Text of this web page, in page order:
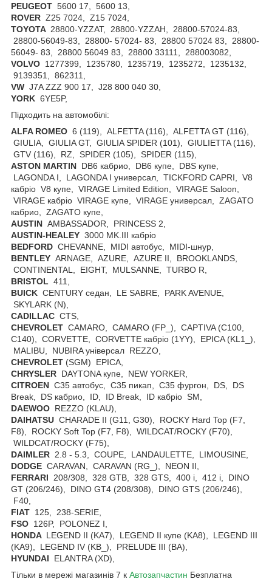
PEUGEOT 5600 17, 5600 13,
ROVER Z25 7024, Z15 7024,
TOYOTA 28800-YZZAT, 28800-YZZAH, 28800-57024-83,
28800-56049-83, 28800- 57024- 83, 28800 57024 83, 28800-
56049- 83, 28800 56049 83, 28800 33111, 288003082,
VOLVO 1277399, 1235780, 1235719, 1235272, 1235132,
9139351, 862311,
VW J7A ZZZ 900 17, J28 800 040 30,
YORK 6YE5P,
Підходить на автомобілі:
ALFA ROMEO 6 (119), ALFETTA (116), ALFETTA GT (116),
GIULIA, GIULIA GT, GIULIA SPIDER (101), GIULIETTA (116),
GTV (116), RZ, SPIDER (105), SPIDER (115),
ASTON MARTIN DB6 кабрио, DB6 купе, DBS купе,
LAGONDA I, LAGONDA I универсал, TICKFORD CAPRI, V8
кабріо V8 купе, VIRAGE Limited Edition, VIRAGE Saloon,
VIRAGE кабріо VIRAGE купе, VIRAGE универсал, ZAGATO
кабрио, ZAGATO купе,
AUSTIN AMBASSADOR, PRINCESS 2,
AUSTIN-HEALEY 3000 MK.III кабріо
BEDFORD CHEVANNE, MIDI автобус, MIDI-шнур,
BENTLEY ARNAGE, AZURE, AZURE II, BROOKLANDS,
CONTINENTAL, EIGHT, MULSANNE, TURBO R,
BRISTOL 411,
BUICK CENTURY седан, LE SABRE, PARK AVENUE,
SKYLARK (N),
CADILLAC CTS,
CHEVROLET CAMARO, CAMARO (FP_), CAPTIVA (C100,
C140), CORVETTE, CORVETTE кабріо (1YY), EPICA (KL1_),
MALIBU, NUBIRA універсал REZZO,
CHEVROLET (SGM) EPICA,
CHRYSLER DAYTONA купе, NEW YORKER,
CITROEN C35 автобус, C35 пикап, C35 фургон, DS, DS
Break, DS кабрио, ID, ID Break, ID кабріо SM,
DAEWOO REZZO (KLAU),
DAIHATSU CHARADE II (G11, G30), ROCKY Hard Top (F7,
F8), ROCKY Soft Top (F7, F8), WILDCAT/ROCKY (F70),
WILDCAT/ROCKY (F75),
DAIMLER 2.8 - 5.3, COUPE, LANDAULETTE, LIMOUSINE,
DODGE CARAVAN, CARAVAN (RG_), NEON II,
FERRARI
208/308, 328 GTB, 328 GTS, 400 i, 412 i, DINO
GT (206/246), DINO GT4 (208/308), DINO GTS (206/246),
F40,
FIAT 125, 238-SERIE,
FSO 126P, POLONEZ I,
HONDA LEGEND II (KA7), LEGEND II купе (KA8), LEGEND III
(KA9), LEGEND IV (KB_), PRELUDE III (BA),
HYUNDAI ELANTRA (XD),
Тільки в мережі магазинів 7 к Автозапчастин Безплатна